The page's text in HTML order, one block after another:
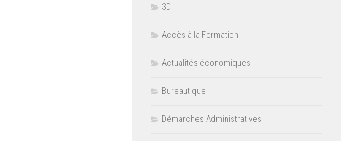
3D
Accès à la Formation
Actualités économiques
Bureautique
Démarches Administratives